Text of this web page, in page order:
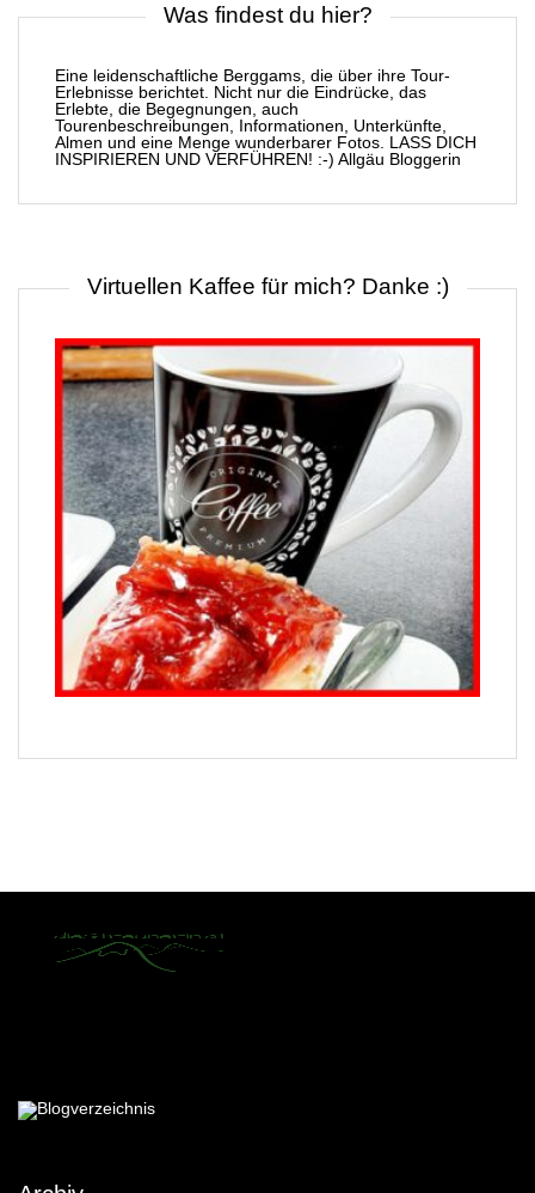
Was findest du hier?
Eine leidenschaftliche Berggams, die über ihre Tour-
Erlebnisse berichtet. Nicht nur die Eindrücke, das
Erlebte, die Begegnungen, auch
Tourenbeschreibungen, Informationen, Unterkünfte,
Almen und eine Menge wunderbarer Fotos. LASS DICH
INSPIRIEREN UND VERFÜHREN! :-) Allgäu Bloggerin
Virtuellen Kaffee für mich? Danke :)